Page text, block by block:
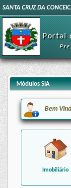
SANTA CRUZ DA
Portal
Módulos SIA
Bem
Imobiliário